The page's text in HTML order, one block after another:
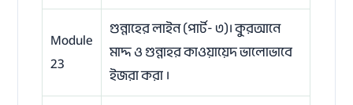
Module
23
গুন্নাহের লাইন (পার্ট- ৩)। কুরআনে
মাদ্দ ও গুন্নাহর কাওয়ায়েদ ভালোভাবে
ইজরা করা ।